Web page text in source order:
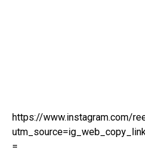
https://www.instagram.com/
=